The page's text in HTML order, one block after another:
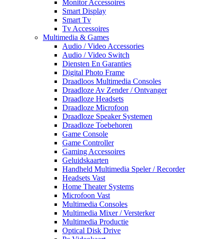
Monitor Accessoires
Smart Display
Smart Tv
Tv Accessoires
Multimedia & Games
Audio / Video Accessories
Audio / Video Switch
Diensten En Garanties
Digital Photo Frame
Draadloos Multimedia Consoles
Draadloze Av Zender / Ontvanger
Draadloze Headsets
Draadloze Microfoon
Draadloze Speaker Systemen
Draadloze Toebehoren
Game Console
Game Controller
Gaming Accessoires
Geluidskaarten
Handheld Multimedia Speler / Recorder
Headsets Vast
Home Theater Systems
Microfoon Vast
Multimedia Consoles
Multimedia Mixer / Versterker
Multimedia Productie
Optical Disk Drive